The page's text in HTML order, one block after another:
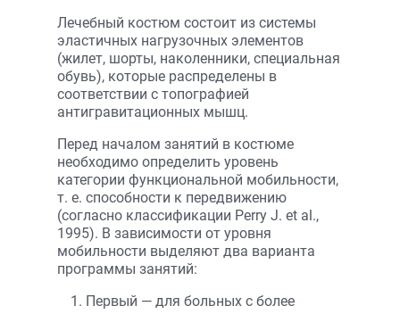
Лечебный костюм состоит из системы
эластичных нагрузочных элементов
(жилет, шорты, наколенники, специальная
обувь), которые распределены в
соответствии с топографией
антигравитационных мышц.
Перед началом занятий в костюме
необходимо определить уровень
категории функциональной мобильности,
т. е. способности к передвижению
(согласно классификации Perry J. et al.,
1995). В зависимости от уровня
мобильности выделяют два варианта
программы занятий:
Первый — для больных с более